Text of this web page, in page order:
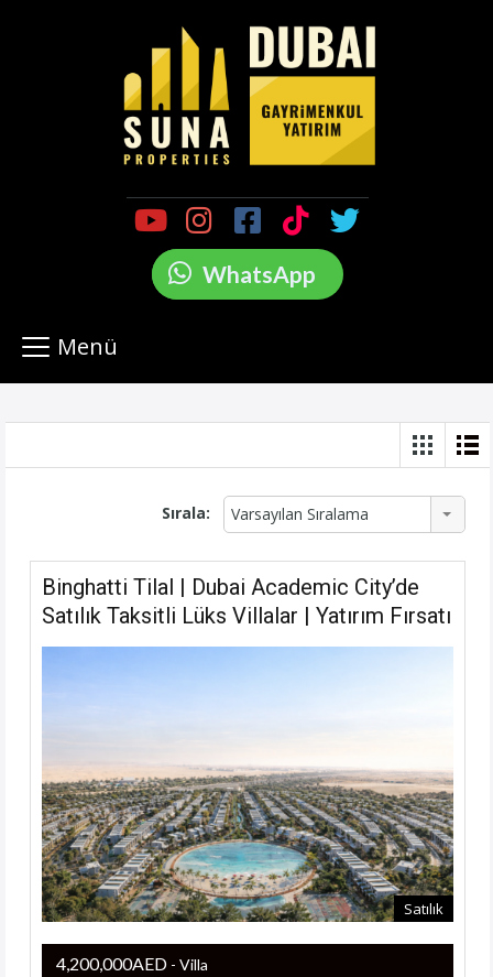
WhatsApp
Menü
Sırala: Varsayılan Sıralama
Binghatti Tilal | Dubai Academic City’de
Satılık Taksitli Lüks Villalar | Yatırım Fırsatı
Satılık
4,200,000AED - Villa